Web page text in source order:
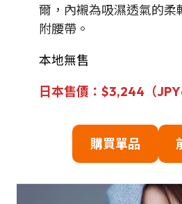
爾，內襯為吸濕透氣的柔
附腰帶。
本地無售
日本售價：$3,244（
購買單品